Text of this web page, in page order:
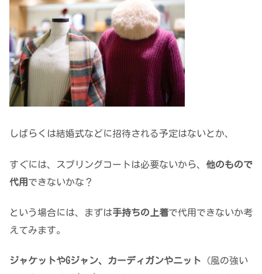
しばらくは結婚式などに招待される予定はないとか、
すぐには、スプリングコートは必要ないから、 他のもので
代用 できないかな？
という場合には、まずは手持ちの上着で代用できないか考
えてみます。
ジャケットやGジャン、カーディガンやニット （風の強い